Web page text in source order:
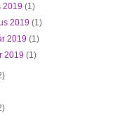
2019(1)
2019(1)
2019(1)
2019(1)